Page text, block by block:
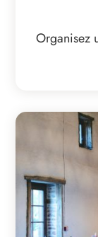
Organisez